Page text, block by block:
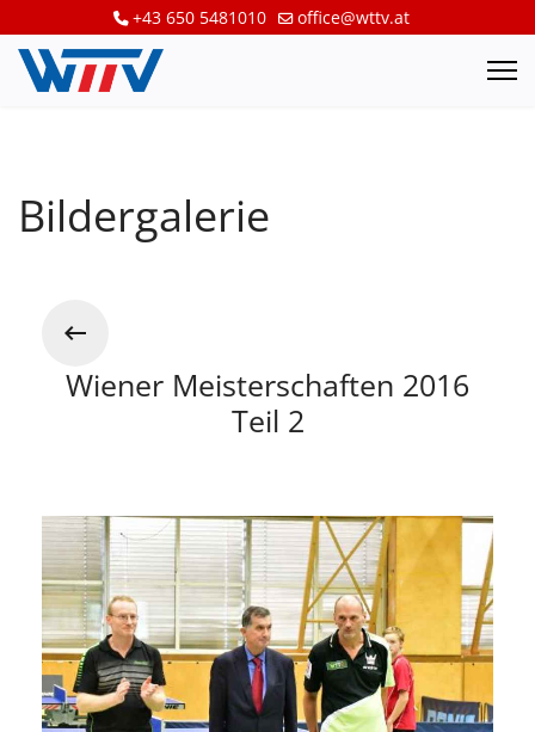
+43 650 5481010 office@wttv.at
Bildergalerie
Wiener Meisterschaften 2016
Teil 2